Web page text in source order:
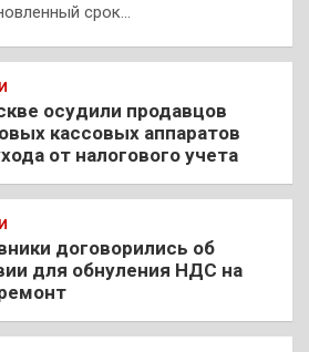
срок…
осудили продавцов
кассовых аппаратов
от налогового учета
договорились об
для обнуления НДС на